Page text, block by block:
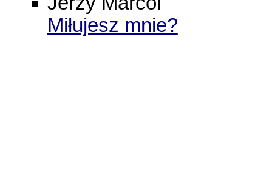
Miłujesz mnie?